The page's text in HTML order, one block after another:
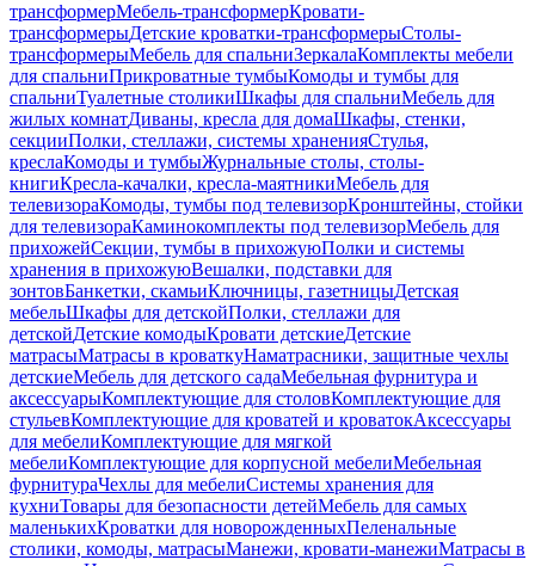
трансформерМебель-трансформерКровати-
трансформерыДетские кроватки-трансформерыСтолы-
трансформерыМебель для спальниЗеркалаКомплекты мебели
для спальниПрикроватные тумбыКомоды и тумбы для
спальниТуалетные столикиШкафы для спальниМебель для
жилых комнатДиваны, кресла для домаШкафы, стенки,
секцииПолки, стеллажи, системы храненияСтулья,
креслаКомоды и тумбыЖурнальные столы, столы-
книгиКресла-качалки, кресла-маятникиМебель для
телевизораКомоды, тумбы под телевизорКронштейны, стойки
для телевизораКаминокомплекты под телевизорМебель для
прихожейСекции, тумбы в прихожуюПолки и системы
хранения в прихожуюВешалки, подставки для
зонтовБанкетки, скамьиКлючницы, газетницыДетская
мебельШкафы для детскойПолки, стеллажи для
детскойДетские комодыКровати детскиеДетские
матрасыМатрасы в кроваткуНаматрасники, защитные чехлы
детскиеМебель для детского садаМебельная фурнитура и
аксессуарыКомплектующие для столовКомплектующие для
стульевКомплектующие для кроватей и кроватокАксессуары
для мебелиКомплектующие для мягкой
мебелиКомплектующие для корпусной мебелиМебельная
фурнитураЧехлы для мебелиСистемы хранения для
кухниТовары для безопасности детейМебель для самых
маленькихКроватки для новорожденныхПеленальные
столики, комоды, матрасыМанежи, кровати-манежиМатрасы в